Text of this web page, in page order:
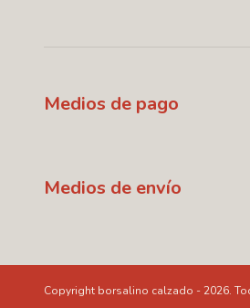
Medios de pago
Medios de envío
Copyright borsalino calzado - 2026.